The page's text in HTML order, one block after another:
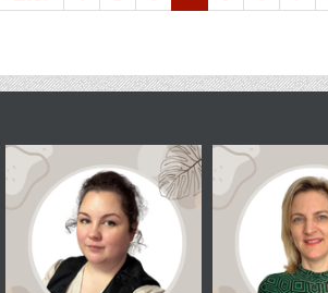
oldal
oldal